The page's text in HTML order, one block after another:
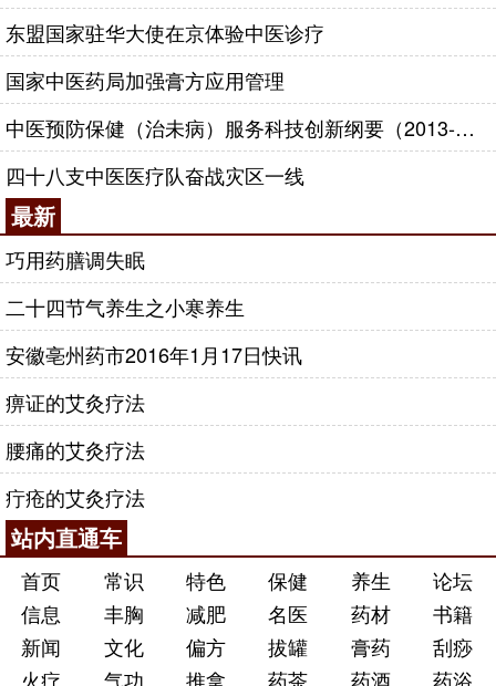
东盟国家驻华大使在京体验中医诊疗
国家中医药局加强膏方应用管理
中医预防保健（治未病）服务科技创新纲要（2013-2020年）
四十八支中医医疗队奋战灾区一线
最新
巧用药膳调失眠
二十四节气养生之小寒养生
安徽亳州药市2016年1月17日快讯
痹证的艾灸疗法
腰痛的艾灸疗法
疔疮的艾灸疗法
站内直通车
首页 常识 特色 保健 养生
论坛
信息
丰胸 减肥 名医 药材
书籍
新闻
文化 偏方 拔罐 膏药
刮痧
火疗
气功 推拿 药茶 药酒 药浴